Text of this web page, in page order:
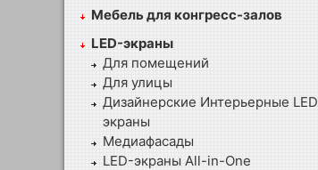
Мебель для конгресс-залов
LED-экраны
Для помещений
Для улицы
Дизайнерские Интерьерные LED
экраны
Медиафасады
LED-экраны All-in-One